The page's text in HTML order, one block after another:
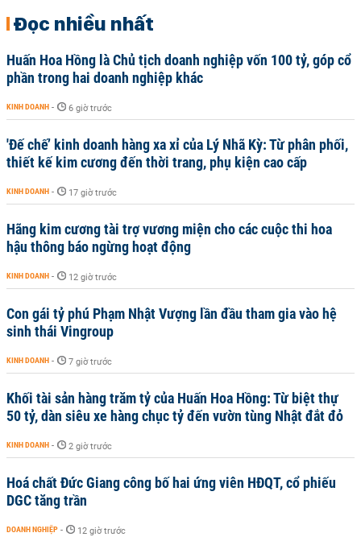
Đọc nhiều nhất
Huấn Hoa Hồng là Chủ tịch doanh nghiệp vốn 100 tỷ, góp cổ
phần trong hai doanh nghiệp khác
KINH DOANH - 6 giờ trước
'Đế chế’ kinh doanh hàng xa xỉ của Lý Nhã Kỳ: Từ phân phối,
thiết kế kim cương đến thời trang, phụ kiện cao cấp
KINH DOANH - 17 giờ trước
Hãng kim cương tài trợ vương miện cho các cuộc thi hoa
hậu thông báo ngừng hoạt động
KINH DOANH - 12 giờ trước
Con gái tỷ phú Phạm Nhật Vượng lần đầu tham gia vào hệ
sinh thái Vingroup
KINH DOANH - 7 giờ trước
Khối tài sản hàng trăm tỷ của Huấn Hoa Hồng: Từ biệt thự
50 tỷ, dàn siêu xe hàng chục tỷ đến vườn tùng Nhật đắt đỏ
KINH DOANH - 2 giờ trước
Hoá chất Đức Giang công bố hai ứng viên HĐQT, cổ phiếu
DGC tăng trần
DOANH NGHIỆP - 12 giờ trước